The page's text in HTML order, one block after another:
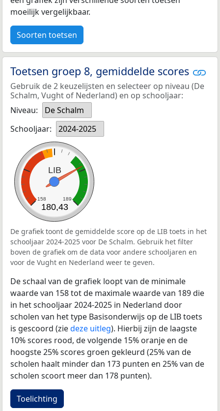
moeilijk vergelijkbaar.
Soorten toetsen
Toetsen groep 8, gemiddelde scores
Gebruik de 2 keuzelijsten en selecteer op niveau (De
Schalm, Vught of Nederland) en op schooljaar:
Niveau:
De Schalm
Schooljaar:
2024-2025
LIB
158 189
180,43
De grafiek toont de gemiddelde score op de LIB toets in het
schooljaar 2024-2025 voor De Schalm. Gebruik het filter
boven de grafiek om de data voor andere schooljaren en
voor de Vught en Nederland weer te geven.
De schaal van de grafiek loopt van de minimale
waarde van 158 tot de maximale waarde van 189 die
in het schooljaar 2024-2025 in Nederland door
scholen van het type Basisonderwijs op de LIB toets
is gescoord (ziedeze uitleg). Hierbij zijn de laagste
10% scores rood, de volgende 15% oranje en de
hoogste 25% scores groen gekleurd (25% van de
scholen haalt minder dan 173 punten en 25% van de
scholen scoort meer dan 178 punten).
Toelichting